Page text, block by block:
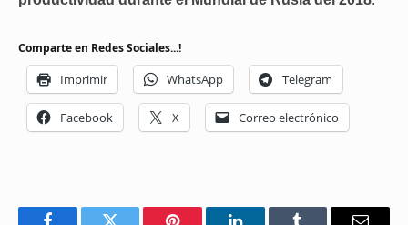
Comparte en Redes Sociales...!
Imprimir WhatsApp Telegram
Facebook X Correo electrónico